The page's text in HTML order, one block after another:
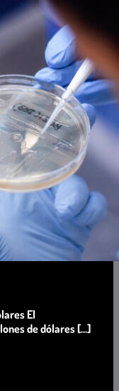
El
de dólares [...]